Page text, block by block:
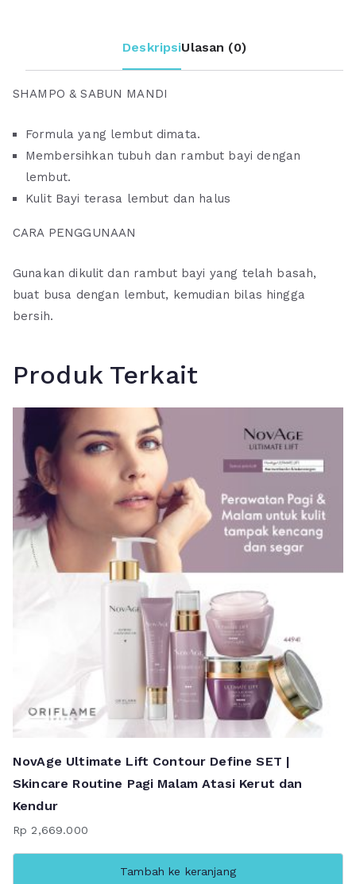
DeskripsiUlasan (0)
SHAMPO & SABUN MANDI
Formula yang lembut dimata.
Membersihkan tubuh dan rambut bayi dengan
lembut.
Kulit Bayi terasa lembut dan halus
CARA PENGGUNAAN
Gunakan dikulit dan rambut bayi yang telah basah,
buat busa dengan lembut, kemudian bilas hingga
bersih.
Produk Terkait
NovAge Ultimate Lift Contour Define SET |
Skincare Routine Pagi Malam Atasi Kerut dan
Kendur
Rp 2,669.000
Tambah ke keranjang